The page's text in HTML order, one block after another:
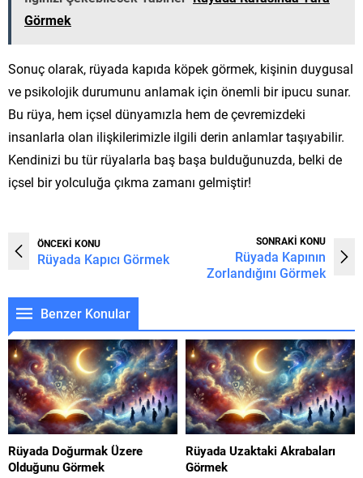
Görmek
Sonuç olarak, rüyada kapıda köpek görmek, kişinin duygusal
ve psikolojik durumunu anlamak için önemli bir ipucu sunar.
Bu rüya, hem içsel dünyamızla hem de çevremizdeki
insanlarla olan ilişkilerimizle ilgili derin anlamlar taşıyabilir.
Kendinizi bu tür rüyalarla baş başa bulduğunuzda, belki de
içsel bir yolculuğa çıkma zamanı gelmiştir!
ÖNCEKİ KONU
Rüyada Kapıcı Görmek
SONRAKİ KONU
Rüyada Kapının
Zorlandığını Görmek
Benzer Konular
Rüyada Doğurmak Üzere
Olduğunu Görmek
Rüyada Uzaktaki Akrabaları
Görmek